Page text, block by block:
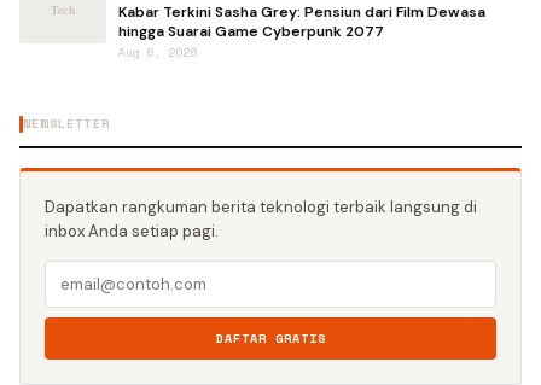
Kabar Terkini Sasha Grey: Pensiun dari Film Dewasa
hingga Suarai Game Cyberpunk 2077
Aug 6, 2026
NEWSLETTER
Dapatkan rangkuman berita teknologi terbaik langsung di
inbox Anda setiap pagi.
DAFTAR GRATIS